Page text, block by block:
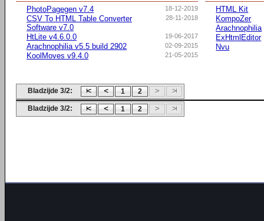
18-12-2019
PhotoPagegen v7.4
28-11-2018
CSV To HTML Table Converter
Software v7.0
19-06-2017
HtLite v4.6.0.0
02-09-2015
Arachnophilia v5.5 build 2902
21-05-2015
KoolMoves v9.4.0
HTML Kit
KompoZer
Arachnophilia
ExHtmlEditor
Nvu
Bladzijde 3/2: 1 2
Bladzijde 3/2: 1 2